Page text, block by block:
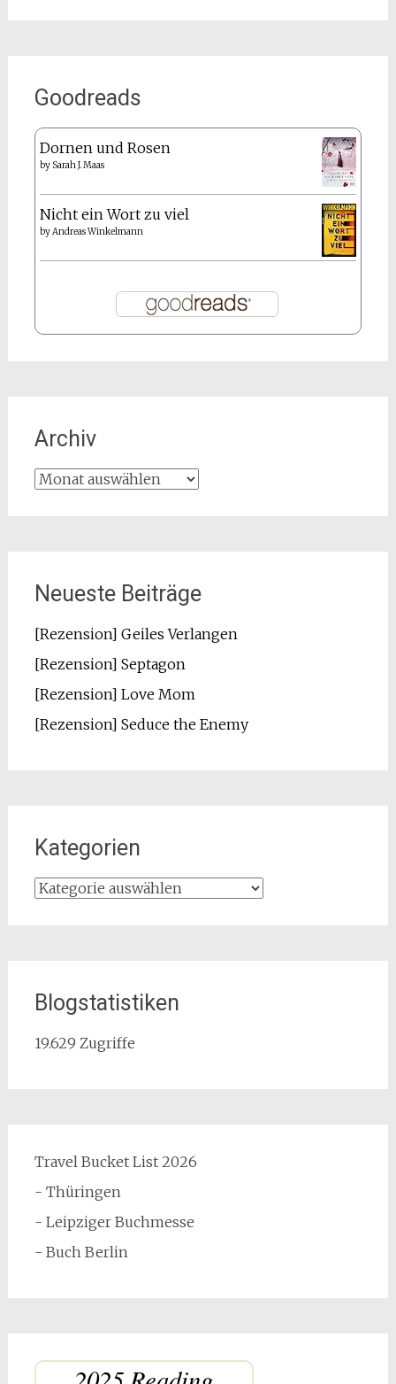
Goodreads
Dornen und Rosen
by Sarah J. Maas
Nicht ein Wort zu viel
byAndreas Winkelmann
Archiv
Archiv
Neueste Beiträge
[Rezension] Geiles Verlangen
[Rezension] Septagon
[Rezension] Love Mom
[Rezension] Seduce the Enemy
Kategorien
Kategorien
Blogstatistiken
19.629 Zugriffe
Travel Bucket List 2026
- Thüringen
- Leipziger Buchmesse
- Buch Berlin